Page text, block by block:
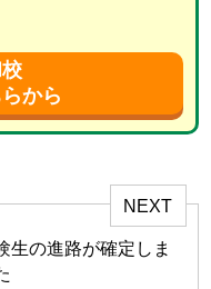
から
NEXT
生の進路が確定しま